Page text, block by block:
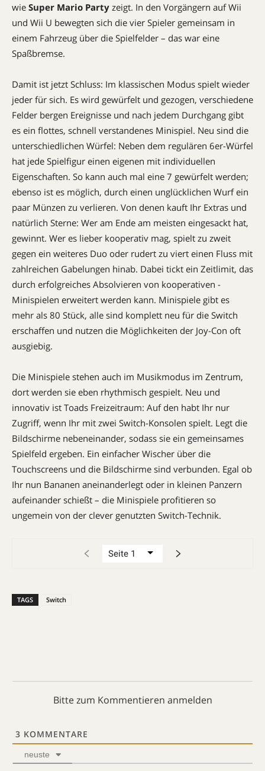
wie Super Mario ­Party zeigt. In den Vorgängern auf Wii
und Wii U bewegten sich die vier Spieler gemeinsam in
einem Fahrzeug über die Spielfelder – das war eine
Spaßbremse.
Damit ist jetzt Schluss: Im klassischen Modus spielt wieder
jeder für sich. Es wird gewürfelt und gezogen, verschiedene
Felder bergen Ereignisse und nach jedem Durchgang gibt
es ein flottes, schnell verstandenes Minispiel. Neu sind die
unterschiedlichen Würfel: Neben dem regulären 6er-Würfel
hat jede Spielfigur einen eigenen mit individuellen
Eigenschaften. So kann auch mal eine 7 gewürfelt werden;
ebenso ist es möglich, durch einen unglücklichen Wurf ein
paar Münzen zu verlieren. Von denen kauft Ihr Extras und
natürlich Sterne: Wer am Ende am meisten eingesackt hat,
gewinnt. Wer es lieber kooperativ mag, spielt zu zweit
gegen ein weiteres Duo oder rudert zu viert einen Fluss mit
zahlreichen Gabelungen hinab. Dabei tickt ein Zeitlimit, das
durch erfolgreiches Absolvieren von kooperativen ­
Minispielen erweitert werden kann. Minispiele gibt es
mehr als 80 Stück, alle sind komplett neu für die Switch
erschaffen und nutzen die Möglichkeiten der Joy-Con oft
ausgiebig.
Die Minispiele stehen auch im Musikmodus im Zentrum,
dort werden sie eben rhythmisch gespielt. Neu und
innovativ ist Toads Freizeitraum: Auf den habt Ihr nur
Zugriff, wenn Ihr mit zwei Switch-Konsolen spielt. Legt die
Bildschirme nebeneinander, sodass sie ein gemeinsames
Spielfeld ergeben. Ein einfacher Wischer über die
Touchscreens und die Bildschirme sind verbunden. Egal ob
Ihr nun Bananen aneinanderlegt oder in kleinen Panzern
aufeinander schießt – die Minispiele profitieren so
ungemein von der clever genutzten Switch-Technik.
TAGS Switch
Bitte zum Kommentieren anmelden
3 KOMMENTARE
neuste